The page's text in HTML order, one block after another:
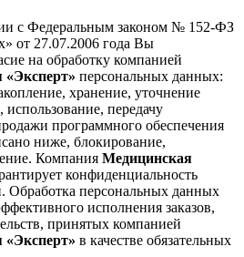
с Федеральным законом № 152-ФЗ
от 27.07.2006 года Вы
на обработку компанией
персональных данных:
хранение, уточнение
передачу
программного обеспечения
ниже, блокирование,
Компания Медицинская
конфиденциальность
Обработка персональных данных
исполнения заказов,
принятых компанией
в качестве обязательных